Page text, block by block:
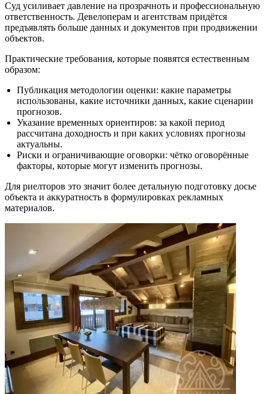
Суд усиливает давление на прозрачноть и профессиональную
ответственность. Девелоперам и агентствам придётся
предъявлять больше данных и документов при продвижении
объектов.
Практические требования, которые появятся естественным
образом:
Публикация методологии оценки: какие параметры
использованы, какие источники данных, какие сценарии
прогнозов.
Указание временных ориентиров: за какой период
рассчитана доходность и при каких условиях прогнозы
актуальны.
Риски и ограничивающие оговорки: чётко оговорённые
факторы, которые могут изменить прогнозы.
Для риелторов это значит более детальную подготовку досье
объекта и аккуратность в формулировках рекламных
материалов.